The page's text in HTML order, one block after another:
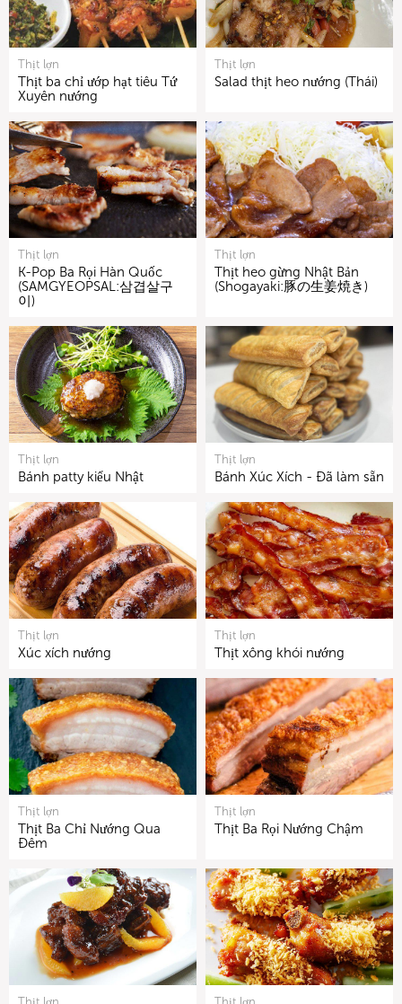
Thịt lợn
Thịt ba chỉ ướp hạt tiêu Tứ
Xuyên nướng
Thịt lợn
Salad thịt heo nướng (Thái)
Thịt lợn
K-Pop Ba Rọi Hàn Quốc
(SAMGYEOPSAL:삼겹살구
이)
Thịt lợn
Thịt heo gừng Nhật Bản
(Shogayaki:豚の生姜焼き)
Thịt lợn
Bánh patty kiểu Nhật
Thịt lợn
Bánh Xúc Xích - Đã làm sẵn
Thịt lợn
Xúc xích nướng
Thịt lợn
Thịt xông khói nướng
Thịt lợn
Thịt Ba Chỉ Nướng Qua
Đêm
Thịt lợn
Thịt Ba Rọi Nướng Chậm